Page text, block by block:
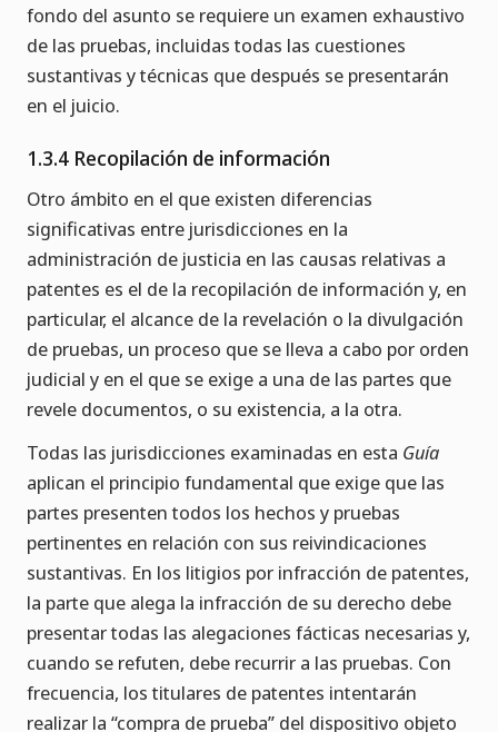
fondo del asunto se requiere un examen exhaustivo
de las pruebas, incluidas todas las cuestiones
sustantivas y técnicas que después se presentarán
en el juicio.
1.3.4 Recopilación de información
Otro ámbito en el que existen diferencias
significativas entre jurisdicciones en la
administración de justicia en las causas relativas a
patentes es el de la recopilación de información y, en
particular, el alcance de la revelación o la divulgación
de pruebas, un proceso que se lleva a cabo por orden
judicial y en el que se exige a una de las partes que
revele documentos, o su existencia, a la otra.
Todas las jurisdicciones examinadas en esta Guía
aplican el principio fundamental que exige que las
partes presenten todos los hechos y pruebas
pertinentes en relación con sus reivindicaciones
sustantivas. En los litigios por infracción de patentes,
la parte que alega la infracción de su derecho debe
presentar todas las alegaciones fácticas necesarias y,
cuando se refuten, debe recurrir a las pruebas. Con
frecuencia, los titulares de patentes intentarán
realizar la “compra de prueba” del dispositivo objeto